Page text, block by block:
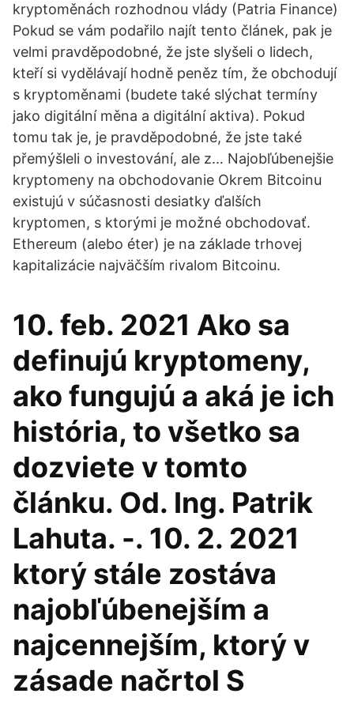
kryptoměnách rozhodnou vlády (Patria Finance)
Pokud se vám podařilo najít tento článek, pak je
velmi pravděpodobné, že jste slyšeli o lidech,
kteří si vydělávají hodně peněz tím, že obchodují
s kryptoměnami (budete také slýchat termíny
jako digitální měna a digitální aktiva). Pokud
tomu tak je, je pravděpodobné, že jste také
přemýšleli o investování, ale z… Najobľúbenejšie
kryptomeny na obchodovanie Okrem Bitcoinu
existujú v súčasnosti desiatky ďalších
kryptomen, s ktorými je možné obchodovať.
Ethereum (alebo éter) je na základe trhovej
kapitalizácie najväčším rivalom Bitcoinu.
10. feb. 2021 Ako sa
definujú kryptomeny,
ako fungujú a aká je ich
história, to všetko sa
dozviete v tomto
článku. Od. Ing. Patrik
Lahuta. -. 10. 2. 2021
ktorý stále zostáva
najobľúbenejším a
najcennejším, ktorý v
zásade načrtol S